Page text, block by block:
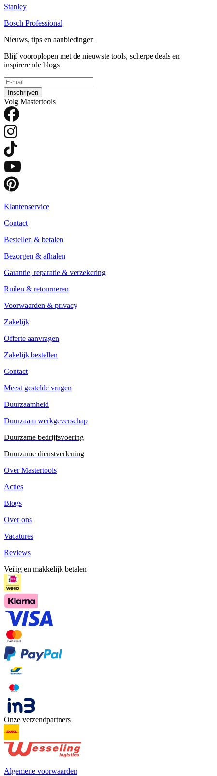
Stanley
Bosch Professional
Nieuws, tips en aanbiedingen
Blijf vooroplopen met de nieuwste tools, scherpe deals en
inspirerende blogs
Inschrijven
Volg Mastertools
Klantenservice
Contact
Bestellen & betalen
Bezorgen & afhalen
Garantie, reparatie & verzekering
Ruilen & retourneren
Voorwaarden & privacy
Zakelijk
Offerte aanvragen
Zakelijk bestellen
Contact
Meest gestelde vragen
Duurzaamheid
Duurzaam werkgeverschap
Duurzame bedrijfsvoering
Duurzame dienstverlening
Over Mastertools
Acties
Blogs
Over ons
Vacatures
Reviews
Veilig en makkelijk betalen
Onze verzendpartners
Algemene voorwaarden